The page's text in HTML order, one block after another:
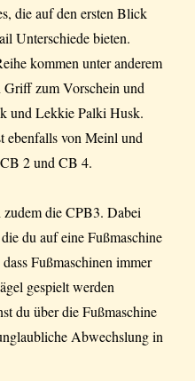
die auf den ersten Blick
Unterschiede bieten.
kommen unter anderem
Griff zum Vorschein und
und Lekkie Palki Husk.
ebenfalls von Meinl und
2 und CB 4.
zudem die CPB3. Dabei
du auf eine Fußmaschine
Fußmaschinen immer
gespielt werden
du über die Fußmaschine
Abwechslung in